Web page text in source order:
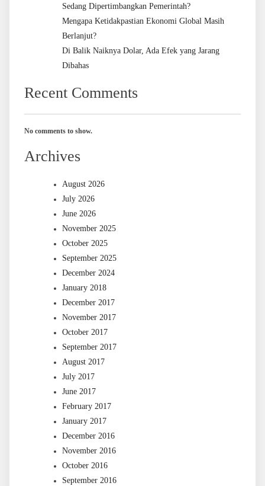
Sedang Dipertimbangkan Pemerintah?
Mengapa Ketidakpastian Ekonomi Global Masih
Berlanjut?
Di Balik Naiknya Dolar, Ada Efek yang Jarang
Dibahas
Recent Comments
No comments to show.
Archives
August 2026
July 2026
June 2026
November 2025
October 2025
September 2025
December 2024
January 2018
December 2017
November 2017
October 2017
September 2017
August 2017
July 2017
June 2017
February 2017
January 2017
December 2016
November 2016
October 2016
September 2016